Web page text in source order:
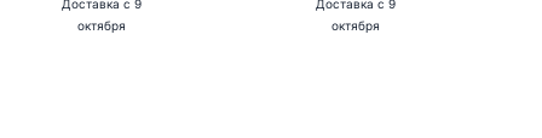
Доставка с 9
октября
Доставка с 9
октября